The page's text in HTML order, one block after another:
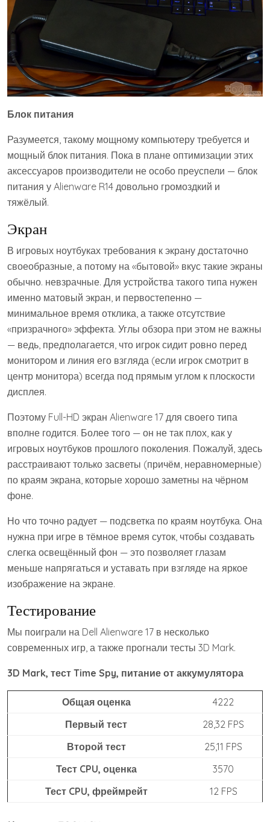
Блок питания
Разумеется, такому мощному компьютеру требуется и
мощный блок питания. Пока в плане оптимизации этих
аксессуаров производители не особо преуспели — блок
питания у Alienware R14 довольно громоздкий и
тяжёлый.
Экран
В игровых ноутбуках требования к экрану достаточно
своеобразные, а потому на «бытовой» вкус такие экраны
обычно. невзрачные. Для устройства такого типа нужен
именно матовый экран, и первостепенно —
минимальное время отклика, а также отсутствие
«призрачного» эффекта. Углы обзора при этом не важны
— ведь, предполагается, что игрок сидит ровно перед
монитором и линия его взгляда (если игрок смотрит в
центр монитора) всегда под прямым углом к плоскости
дисплея.
Поэтому Full-HD экран Alienware 17 для своего типа
вполне годится. Более того — он не так плох, как у
игровых ноутбуков прошлого поколения. Пожалуй, здесь
расстраивают только засветы (причём, неравномерные)
по краям экрана, которые хорошо заметны на чёрном
фоне.
Но что точно радует — подсветка по краям ноутбука. Она
нужна при игре в тёмное время суток, чтобы создавать
слегка освещённый фон — это позволяет глазам
меньше напрягаться и уставать при взгляде на яркое
изображение на экране.
Тестирование
Мы поиграли на Dell Alienware 17 в несколько
современных игр, а также прогнали тесты 3D Mark.
3D Mark, тест Time Spy, питание от аккумулятора
Общая оценка
4222
Первый тест
28,32 FPS
Второй тест
25,11 FPS
Тест CPU, оценка
3570
Тест CPU, фреймрейт
12 FPS